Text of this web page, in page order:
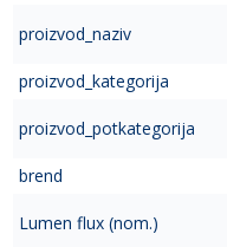
proizvod_naziv
proizvod_kategorija
proizvod_potkategorija
brend
Lumen flux (nom.)